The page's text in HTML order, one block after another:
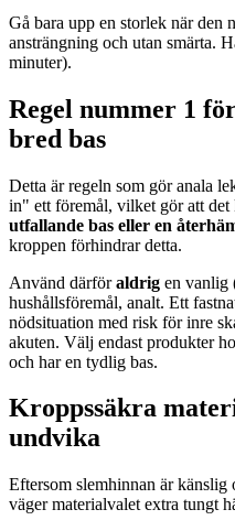
Gå bara upp en storlek när den
ansträngning och utan smärta.
minuter).
Regel nummer 1
bred bas
Detta är regeln som gör anala
in" ett föremål, vilket gör att
utfallande bas eller en
kroppen förhindrar detta.
Använd därföraldrig en vanlig
hushållsföremål, analt. Ett
nödsituation med risk för inre
akuten. Välj endast produkter
och har en tydlig bas.
Kroppssäkra
undvika
Eftersom slemhinnan är känslig
väger materialvalet extra tungt